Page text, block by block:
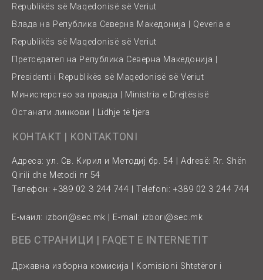
Republikës së Maqedonisë së Veriut
Влада на Република Северна Македонија | Qeveria e
Republikës së Maqedonisë së Veriut
Претседател на Република Северна Македонија |
Presidenti i Republikës së Maqedonisë së Veriut
Министерство за правда | Ministria e Drejtësisë
Останати линкови | Lidhje të tjera
КОНТАКТ | KONTAKTONI
Адреса: ул. Св. Кирил и Методиј бр. 54 | Adresë: Rr. Shën
Qirili dhe Metodi nr 54
Телефон: +389 02 3 244 744 | Telefoni: +389 02 3 244 744
Е-маил: izbori@sec.mk | E-mail: izbori@sec.mk
ВЕБ СТРАНИЦИ | FAQET E INTERNETIT
Државна изборна комисија | Komisioni Shtetëror i